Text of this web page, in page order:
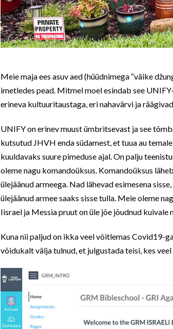
Meie maja ees asuv aed (hüüdnimega “väike
imetledes pead. Mitmel moel esindab see
erineva kultuuritaustaga, eri nahavärvi ja
UNIFY on erinev muust ümbritsevast ja see
kutsutud JHVH enda südamest, et tuua au
kuuldavaks suure pimeduse ajal. On palju
oleme nagu komandoüksus. Komandoüksus
ülejäänud armeega. Nad lähevad esimesena
ülejäänud armee saaks sisse tulla. Meie oleme
Iisrael ja Messia pruut on üle jõe jõudnud kuivale
Kuna nii paljud on ikka veel võitlemas Covid19-
võidukalt välja tulnud, et julgustada teisi, kes